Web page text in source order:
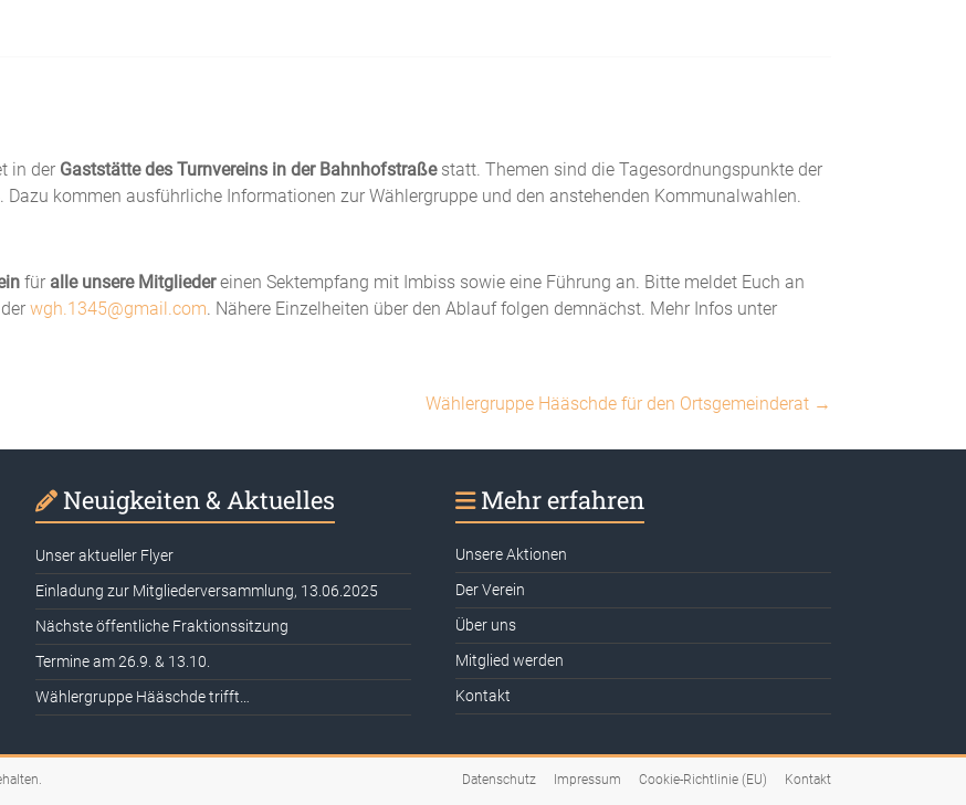
in der Gaststätte des Turnvereins in der Bahnhofstraße statt. Themen sind die Tagesordnungspunkte der
kommen ausführliche Informationen zur Wählergruppe und den anstehenden Kommunalwahlen.
für alle unsere Mitgliedereinen Sektempfang mit Imbiss sowie eine Führung an. Bitte meldet Euch an
wgh.1345@gmail.com. Nähere Einzelheiten über den Ablauf folgen demnächst. Mehr Infos unter
Wählergruppe Hääschde für den Ortsgemeinderat →
Neuigkeiten & Aktuelles
Unser aktueller Flyer
Einladung zur Mitgliederversammlung, 13.06.2025
Nächste öffentliche Fraktionssitzung
Termine am 26.9. & 13.10.
Wählergruppe Hääschde trifft…
Mehr erfahren
Unsere Aktionen
Der Verein
Über uns
Mitglied werden
Kontakt
Datenschutz Impressum Cookie-Richtlinie (EU) Kontakt